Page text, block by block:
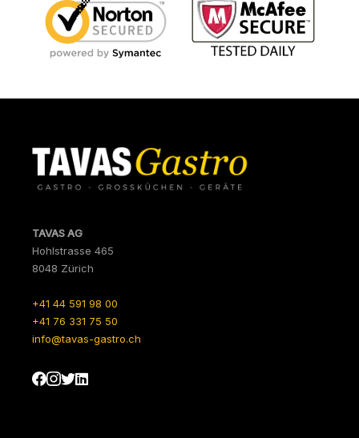
TAVAS AG
Hohlstrasse 465
8048 Zürich
+41 44 591 98 00
+41 76 331 75 50
info@tavas-gastro.ch